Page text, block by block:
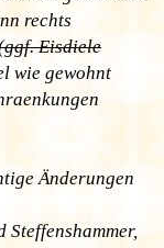
rechts
Eisdiele
wie gewohnt
Änderungen